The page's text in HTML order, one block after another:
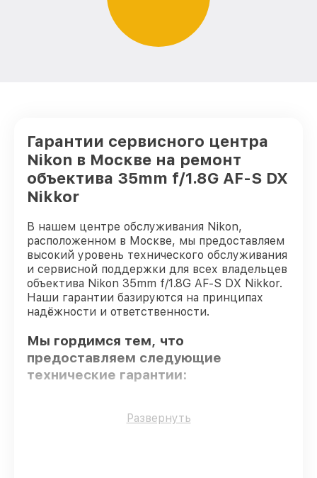
Гарантии сервисного центра
Nikon в Москве на ремонт
объектива 35mm f/1.8G AF-S DX
Nikkor
В нашем центре обслуживания Nikon,
расположенном в Москве, мы предоставляем
высокий уровень технического обслуживания
и сервисной поддержки для всех владельцев
объектива Nikon 35mm f/1.8G AF-S DX Nikkor.
Наши гарантии базируются на принципах
надёжности и ответственности.
Мы гордимся тем, что
предоставляем следующие
технические гарантии:
Использование оригинальных
Развернуть